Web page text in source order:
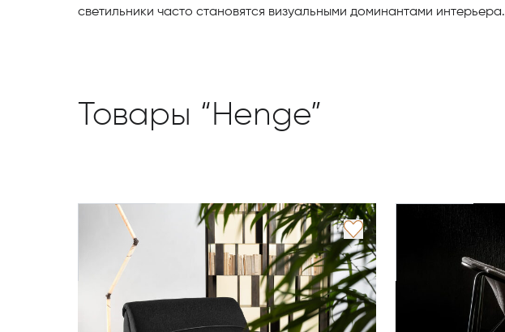
Товары “Henge”
светильники часто становятся визуальными доминантами интерьера.